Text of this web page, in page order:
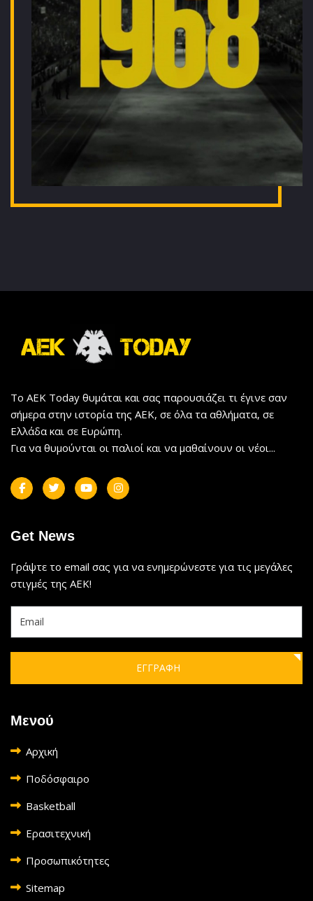
Το AEK Today θυμάται και σας παρουσιάζει τι έγινε σαν
σήμερα στην ιστορία της ΑΕΚ, σε όλα τα αθλήματα, σε
Ελλάδα και σε Ευρώπη.
Για να θυμούνται οι παλιοί και να μαθαίνουν οι νέοι...
Get News
Γράψτε το email σας για να ενημερώνεστε για τις μεγάλες
στιγμές της ΑΕΚ!
ΕΓΓΡΑΦΗ
Μενού
Αρχική
Ποδόσφαιρο
Basketball
Ερασιτεχνική
Προσωπικότητες
Sitemap